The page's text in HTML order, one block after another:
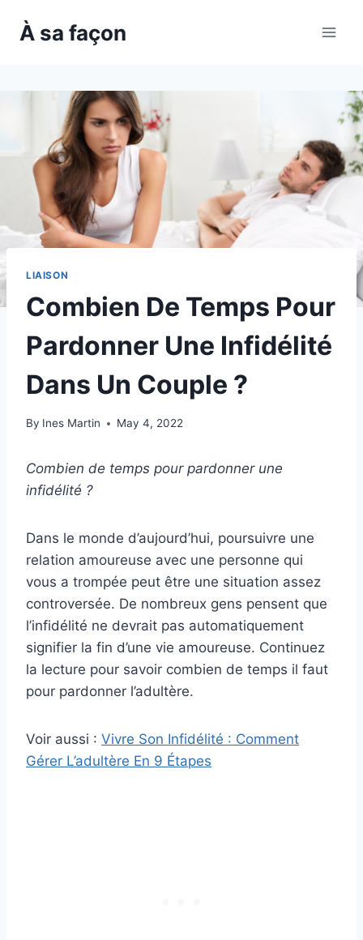
À sa façon
LIAISON
Combien De Temps Pour
Pardonner Une Infidélité
Dans Un Couple ?
By Ines Martin May 4, 2022
Combien de temps pour pardonner une
infidélité ?
Dans le monde d’aujourd’hui, poursuivre une
relation amoureuse avec une personne qui
vous a trompée peut être une situation assez
controversée. De nombreux gens pensent que
l’infidélité ne devrait pas automatiquement
signifier la fin d’une vie amoureuse. Continuez
la lecture pour savoir combien de temps il faut
pour pardonner l’adultère.
Voir aussi : Vivre Son Infidélité : Comment
Gérer L’adultère En 9 Étapes